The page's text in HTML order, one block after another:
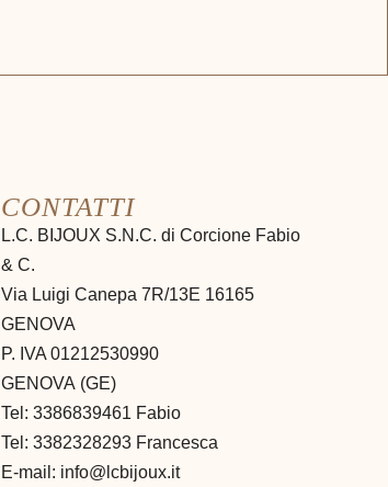
CONTATTI
L.C. BIJOUX S.N.C. di Corcione Fabio
& C.
Via Luigi Canepa 7R/13E 16165
GENOVA
P. IVA 01212530990
GENOVA (GE)
Tel:3386839461 Fabio
Tel: 3382328293 Francesca
E-mail: info@lcbijoux.it